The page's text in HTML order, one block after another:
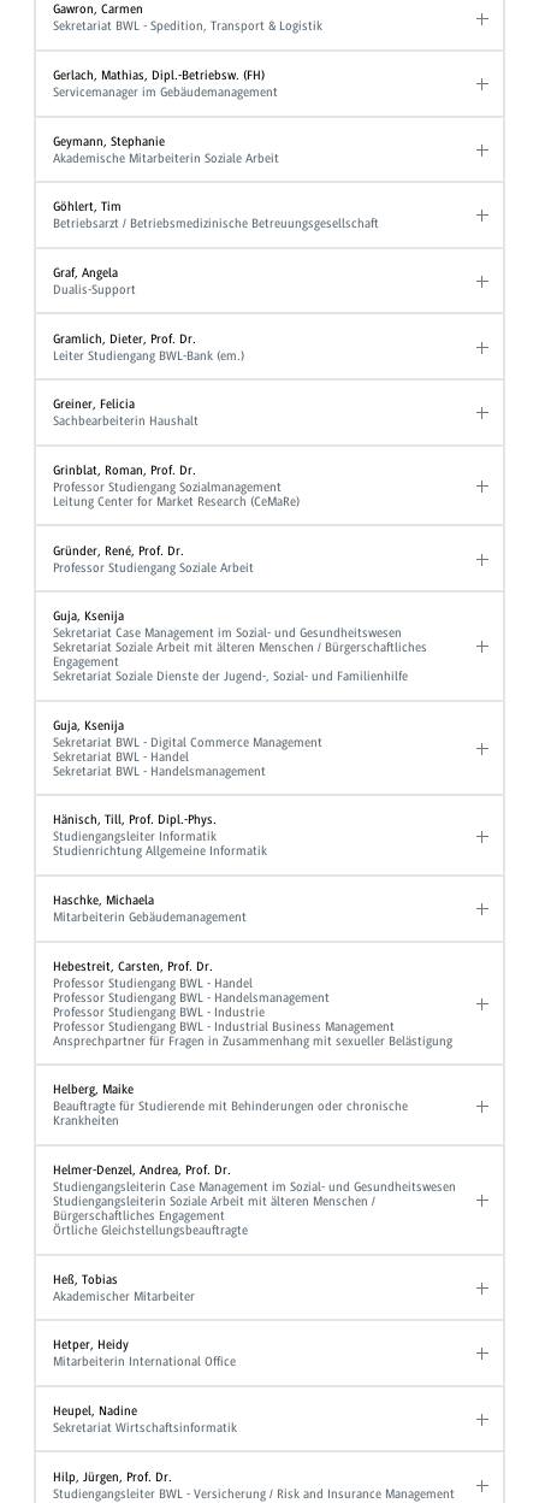
Gawron, Carmen
Sekretariat BWL - Spedition, Transport & Logistik
Gerlach, Mathias, Dipl.-Betriebsw. (FH)
Servicemanager im Gebäudemanagement
Geymann, Stephanie
Akademische Mitarbeiterin Soziale Arbeit
Göhlert, Tim
Betriebsarzt / Betriebsmedizinische Betreuungsgesellschaft
Graf, Angela
Dualis-Support
Gramlich, Dieter, Prof. Dr.
Leiter Studiengang BWL-Bank (em.)
Greiner, Felicia
Sachbearbeiterin Haushalt
Grinblat, Roman, Prof. Dr.
Professor Studiengang Sozialmanagement
Leitung Center for Market Research (CeMaRe)
Gründer, René, Prof. Dr.
Professor Studiengang Soziale Arbeit
Guja, Ksenija
Sekretariat Case Management im Sozial- und Gesundheitswesen
Sekretariat Soziale Arbeit mit älteren Menschen / Bürgerschaftliches
Engagement
Sekretariat Soziale Dienste der Jugend-, Sozial- und Familienhilfe
Guja, Ksenija
Sekretariat BWL - Digital Commerce Management
Sekretariat BWL - Handel
Sekretariat BWL - Handelsmanagement
Hänisch, Till, Prof. Dipl.-Phys.
Studiengangsleiter Informatik
Studienrichtung Allgemeine Informatik
Haschke, Michaela
Mitarbeiterin Gebäudemanagement
Hebestreit, Carsten, Prof. Dr.
Professor Studiengang BWL - Handel
Professor Studiengang BWL - Handelsmanagement
Professor Studiengang BWL - Industrie
Professor Studiengang BWL - Industrial Business Management
Ansprechpartner für Fragen in Zusammenhang mit sexueller Belästigung
Helberg, Maike
Beauftragte für Studierende mit Behinderungen oder chronische
Krankheiten
Helmer-Denzel, Andrea, Prof. Dr.
Studiengangsleiterin Case Management im Sozial- und Gesundheitswesen
Studiengangsleiterin Soziale Arbeit mit älteren Menschen /
Bürgerschaftliches Engagement
Örtliche Gleichstellungsbeauftragte
Heß, Tobias
Akademischer Mitarbeiter
Hetper, Heidy
Mitarbeiterin International Office
Heupel, Nadine
Sekretariat Wirtschaftsinformatik
Hilp, Jürgen, Prof. Dr.
Studiengangsleiter BWL - Versicherung / Risk and Insurance Management